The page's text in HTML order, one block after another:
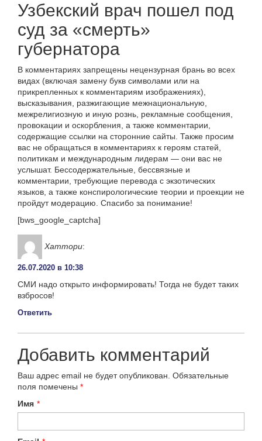
Узбекский врач пошел под
суд за «смерть»
губернатора
В комментариях запрещены нецензурная брань во всех
видах (включая замену букв символами или на
прикрепленных к комментариям изображениях),
высказывания, разжигающие межнациональную,
межрелигиозную и иную рознь, рекламные сообщения,
провокации и оскорбления, а также комментарии,
содержащие ссылки на сторонние сайты. Также просим
вас не обращаться в комментариях к героям статей,
политикам и международным лидерам — они вас не
услышат. Бессодержательные, бессвязные и
комментарии, требующие перевода с экзотических
языков, а также конспирологические теории и проекции не
пройдут модерацию. Спасибо за понимание!
[bws_google_captcha]
Хаттори:
26.07.2020 в 10:38
СМИ надо открыто информировать! Тогда не будет таких
взбросов!
Ответить
Добавить комментарий
Ваш адрес email не будет опубликован. Обязательные
поля помечены *
Имя *